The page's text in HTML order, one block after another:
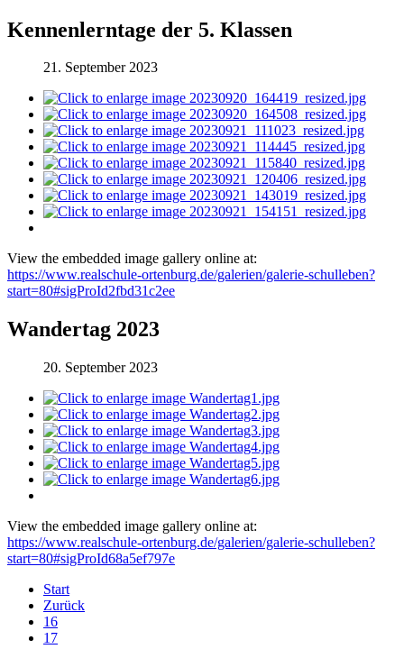
Kennenlerntage der 5. Klassen
21. September 2023
View the embedded image gallery online at:
https://www.realschule-ortenburg.de/galerien/galerie-schulleben?
start=80#sigProId2fbd31c2ee
Wandertag 2023
20. September 2023
View the embedded image gallery online at:
https://www.realschule-ortenburg.de/galerien/galerie-schulleben?
start=80#sigProId68a5ef797e
Start
Zurück
16
17